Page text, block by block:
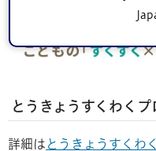
とうきょうすくわくプ
詳細は とうきょうすくわ